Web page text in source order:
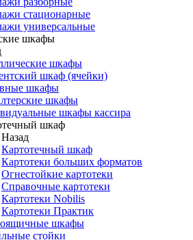
стационарные
универсальные
шкафы
шкафы
шкаф (ячейки)
шкафы
шкафы
шкафы кассира
шкаф
Назад
Картотечный шкаф
Картотеки больших форматов
Огнестойкие картотеки
Справочные картотеки
Картотеки Nobilis
Картотеки Практик
шкафы
стойки